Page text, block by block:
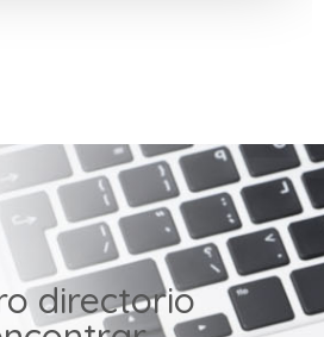
directorio